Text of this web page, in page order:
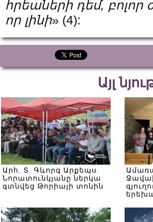
հրեաների դեմ, բոլոր
որ լինի» (4):
Այլ
Արհ. Տ. Գևորգ Արքեպս.
Նորատունկյանը ներկա
գտնվեց Թորիայի տոնին